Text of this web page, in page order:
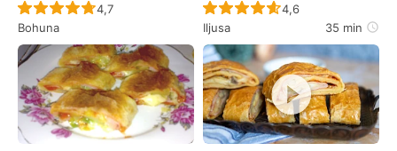
Recept ještě nebyl hodnocen
4,7
Bohuna
Recept ještě nebyl
4,6
Iljusa
35 min